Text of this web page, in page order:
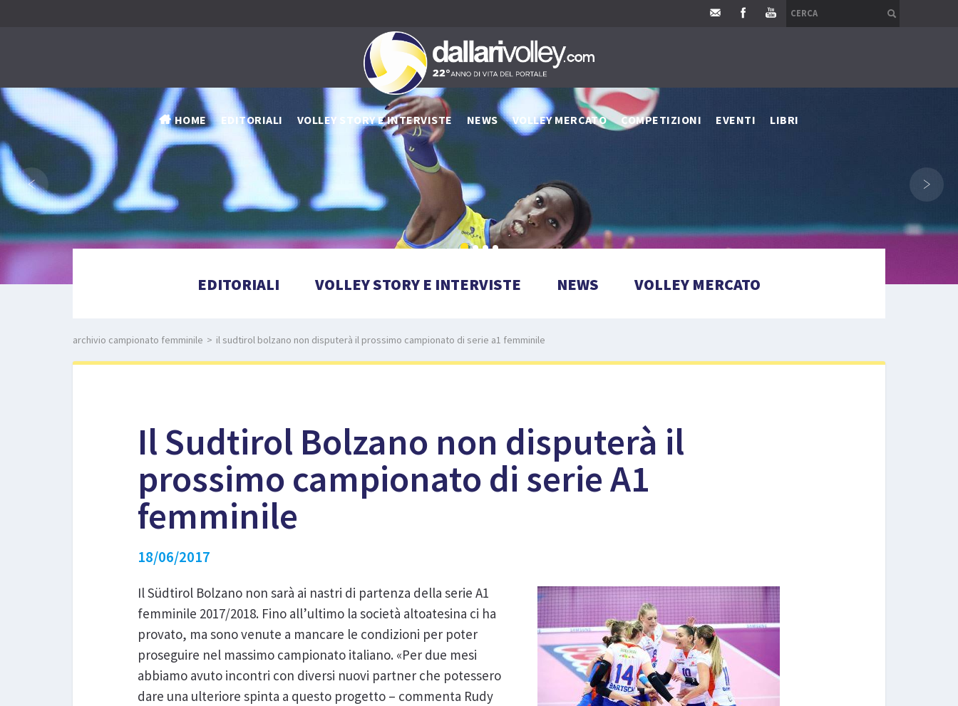
HOME EDITORIALI VOLLEY STORY E INTERVISTE NEWS VOLLEY MERCATO COMPETIZIONI EVENTI LIBRI
‹ ›
EDITORIALI VOLLEY STORY E INTERVISTE NEWS VOLLEY MERCATO
archivio campionato femminile > il sudtirol bolzano non disputerà il prossimo campionato di serie a1 femminile
Il Sudtirol Bolzano non disputerà il
prossimo campionato di serie A1
femminile
18/06/2017
Il Südtirol Bolzano non sarà ai nastri di partenza della serie A1
femminile 2017/2018. Fino all’ultimo la società altoatesina ci ha
provato, ma sono venute a mancare le condizioni per poter
proseguire nel massimo campionato italiano. «Per due mesi
abbiamo avuto incontri con diversi nuovi partner che potessero
dare una ulteriore spinta a questo progetto – commenta Rudy